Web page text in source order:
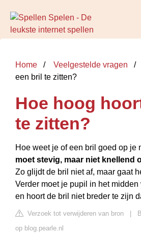
Home Veelgestelde vragen
een bril te zitten?
Hoe hoog
te zitten?
Hoe weet je of een bril goed op je
moet stevig, maar niet knellend
Zo glijdt de bril niet af, maar gaat
Verder moet je pupil in het midden
en hoort de bril niet breder te zijn
Verzoek tot verwijderen van bron
op blog.pearle.nl